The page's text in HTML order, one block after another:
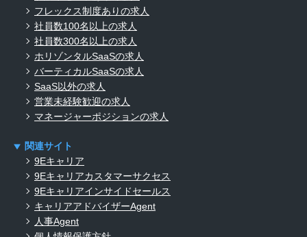
フレックス制度ありの求人
社員数100名以上の求人
社員数300名以上の求人
ホリゾンタルSaaSの求人
バーティカルSaaSの求人
SaaS以外の求人
営業未経験歓迎の求人
マネージャーポジションの求人
関連サイト
9Eキャリア
9Eキャリアカスタマーサクセス
9Eキャリアインサイドセールス
キャリアアドバイザーAgent
人事Agent